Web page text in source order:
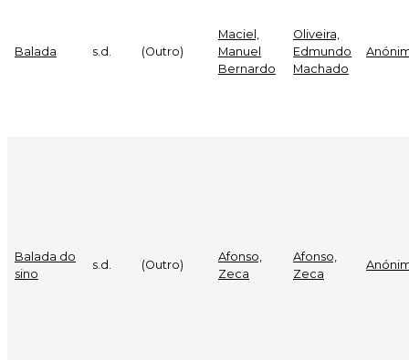
Balada s.d. (Outro)
Maciel,
Manuel
Bernardo
Oliveira,
Edmundo
Machado
Balada do
sino
s.d. (Outro)
Afonso,
Zeca
Afonso,
Zeca